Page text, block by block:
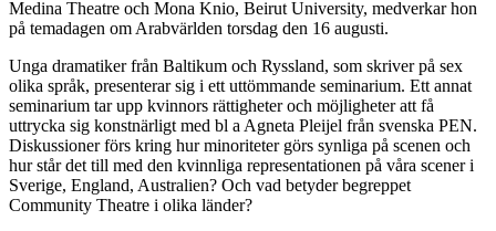
Medina Theatre och Mona Knio, Beirut University, medverkar hon
på temadagen om Arabvärlden torsdag den 16 augusti.
Unga dramatiker från Baltikum och Ryssland, som skriver på sex
olika språk, presenterar sig i ett uttömmande seminarium. Ett annat
seminarium tar upp kvinnors rättigheter och möjligheter att få
uttrycka sig konstnärligt med bl a Agneta Pleijel från svenska PEN.
Diskussioner förs kring hur minoriteter görs synliga på scenen och
hur står det till med den kvinnliga representationen på våra scener i
Sverige, England, Australien? Och vad betyder begreppet
Community Theatre i olika länder?